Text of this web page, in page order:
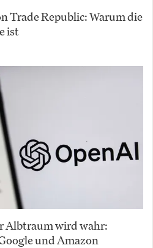
Trade Republic: Warum die
ist
Albtraum wird wahr:
und Amazon